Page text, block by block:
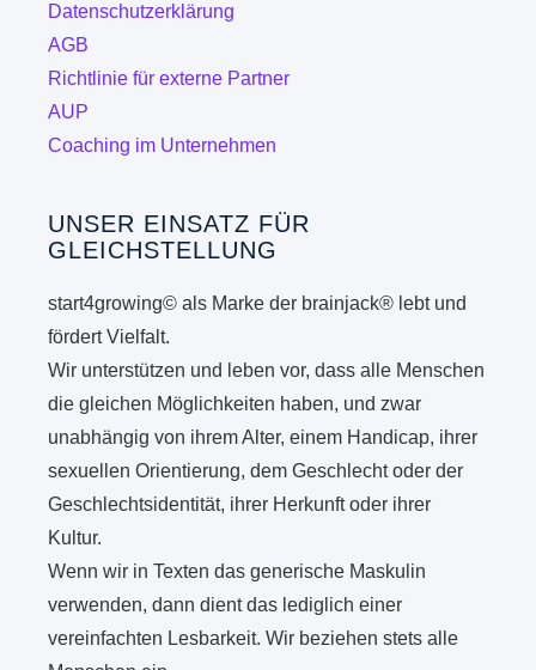
gewählt
Datenschutzerklärung
AGB
Richtlinie für externe Partner
AUP
Coaching im Unternehmen
UNSER EINSATZ FÜR
GLEICHSTELLUNG
start4growing© als Marke der brainjack® lebt und
fördert Vielfalt.
Wir unterstützen und leben vor, dass alle Menschen
die gleichen Möglichkeiten haben, und zwar
unabhängig von ihrem Alter, einem Handicap, ihrer
sexuellen Orientierung, dem Geschlecht oder der
Geschlechtsidentität, ihrer Herkunft oder ihrer
Kultur.
Wenn wir in Texten das generische Maskulin
verwenden, dann dient das lediglich einer
vereinfachten Lesbarkeit. Wir beziehen stets alle